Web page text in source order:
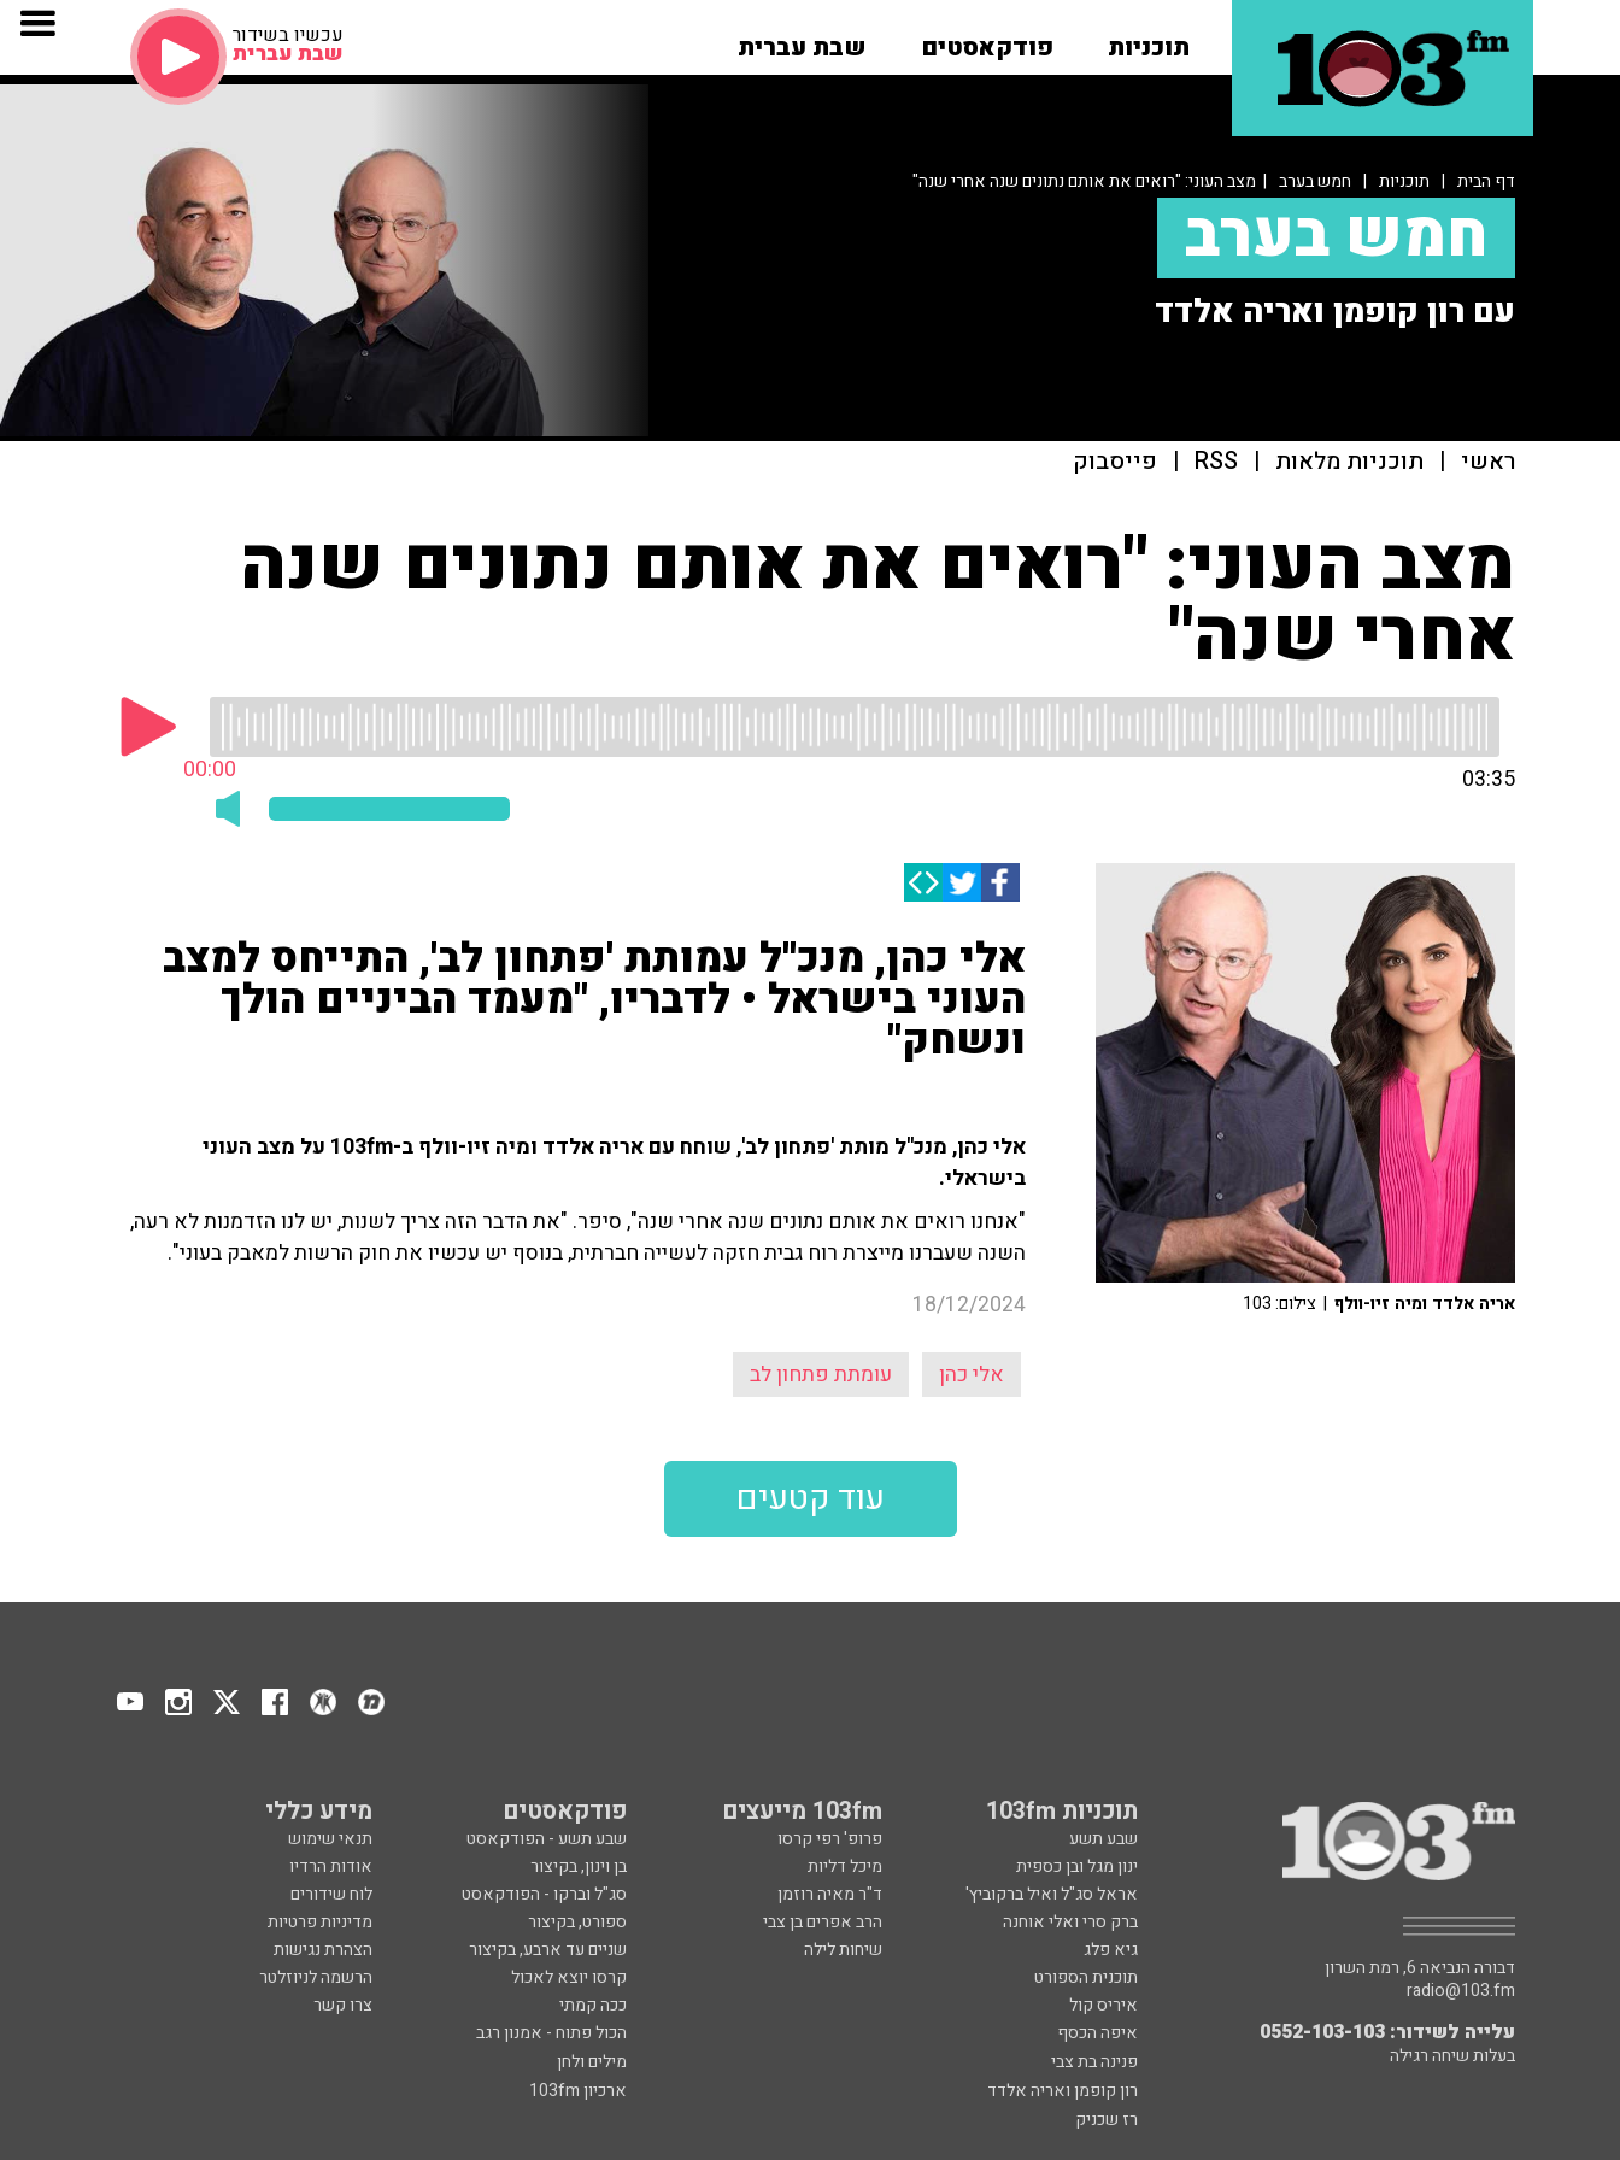
תוכניות פודקאסטים שבת עברית עכשיו בשידור
שבת עברית
דף הבית | תוכניות | חמש בערב | מצב העוני: "רואים את אותם נתונים שנה אחרי שנה"
חמש בערב
עם רון קופמן ואריה אלדד
ראשי | תוכניות מלאות |
RSS
| פייסבוק
מצב העוני: "רואים את אותם נתונים שנה
אחרי שנה"
00:00 03:35
אלי כהן, מנכ''ל עמותת 'פתחון לב', התייחס למצב
העוני בישראל • לדבריו, "מעמד הביניים הולך
ונשחק"
אלי כהן, מנכ''ל מותת 'פתחון לב', שוחח עם אריה אלדד ומיה זיו-וולף ב-103fm על מצב העוני
בישראלי.
"אנחנו רואים את אותם נתונים שנה אחרי שנה", סיפר. "את הדבר הזה צריך לשנות, יש לנו הזדמנות לא רעה,
השנה שעברנו מייצרת רוח גבית חזקה לעשייה חברתית, בנוסף יש עכשיו את חוק הרשות למאבק בעוני".
18/12/2024
אלי כהן עומתת פתחון לב
אריה אלדד ומיה זיו-וולף | צילום: 103
עוד קטעים
תוכניות 103fm 103fm מייעצים פודקאסטים מידע כללי
שבע תשע פרופ' רפי קרסו שבע תשע - הפודקאסט
תנאי שימוש
ינון מגל ובן כספית
מיכל דליות בן וינון, בקיצור
אודות הרדיו
אראל סג"ל ואיל ברקוביץ'
ד"ר מאיה רוזמן סג"ל וברקו - הפודקאסט
לוח שידורים
ברק סרי ואלי אוחנה
הרב אפרים בן צבי ספורט, בקיצור
מדיניות פרטיות
גיא פלג
שיחות לילה שניים עד ארבע, בקיצור
הצהרת נגישות
תוכנית הספורט
קרסו יוצא לאכול
הרשמה לניוזלטר
איריס קול
ככה קמתי
צרו קשר
איפה הכסף
הכול פתוח - אמנון רגב
פנינה בת צבי
מילים ולחן
רון קופמן ואריה אלדד
ארכיון 103fm
רז שכניק
דבורה הנביאה 6, רמת השרון
radio@103.fm
עלייה לשידור: 0552-103-103
בעלות שיחה רגילה